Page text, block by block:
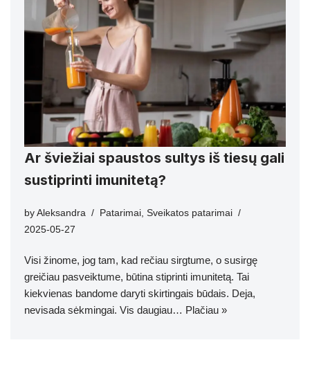
Ar šviežiai spaustos sultys iš tiesų gali
sustiprinti imunitetą?
by Aleksandra Patarimai, Sveikatos patarimai
2025-05-27
Visi žinome, jog tam, kad rečiau sirgtume, o susirgę
greičiau pasveiktume, būtina stiprinti imunitetą. Tai
kiekvienas bandome daryti skirtingais būdais. Deja,
nevisada sėkmingai. Vis daugiau… Plačiau »